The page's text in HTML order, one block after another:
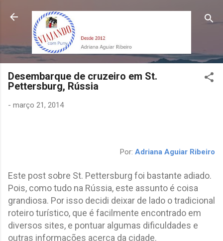
Pular para o conteúdo principal
Desembarque de cruzeiro em St.
Pettersburg, Rússia
- março 21, 2014
Por: Adriana Aguiar Ribeiro
Este post sobre St. Pettersburg foi bastante adiado.
Pois, como tudo na Rússia, este assunto é coisa
grandiosa. Por isso decidi deixar de lado o tradicional
roteiro turístico, que é facilmente encontrado em
diversos sites, e pontuar algumas dificuldades e
outras informações acerca da cidade.